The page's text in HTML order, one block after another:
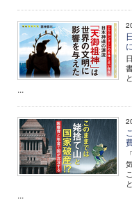
...
...